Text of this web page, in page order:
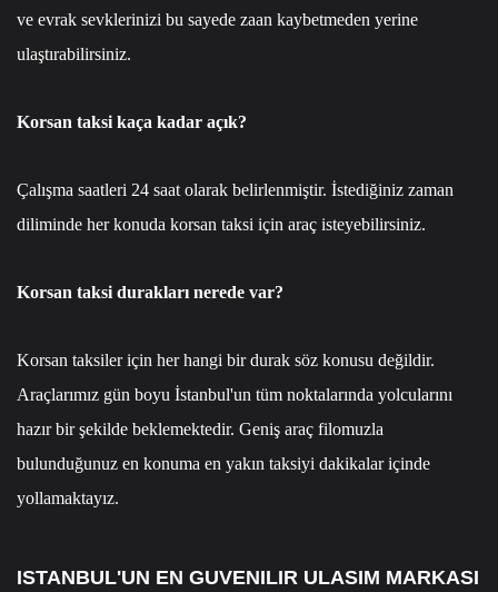
ve evrak sevklerinizi bu sayede zaan kaybetmeden yerine
ulaştırabilirsiniz.
Korsan taksi kaça kadar açık?
Çalışma saatleri 24 saat olarak belirlenmiştir. İstediğiniz zaman
diliminde her konuda korsan taksi için araç isteyebilirsiniz.
Korsan taksi durakları nerede var?
Korsan taksiler için her hangi bir durak söz konusu değildir.
Araçlarımız gün boyu İstanbul'un tüm noktalarında yolcularını
hazır bir şekilde beklemektedir. Geniş araç filomuzla
bulunduğunuz en konuma en yakın taksiyi dakikalar içinde
yollamaktayız.
ISTANBUL'UN EN GUVENILIR ULASIM MARKASI